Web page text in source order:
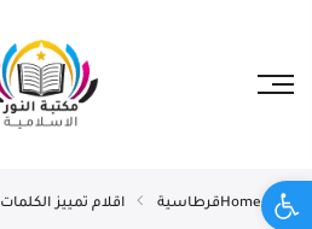
Open toolbar
Homeقرطاسية اقلام تمييز الكلمات